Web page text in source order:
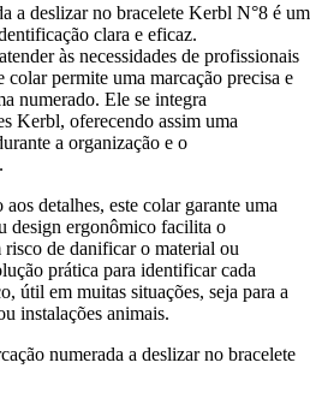
a deslizar no bracelete Kerbl N°8 é um
clara e eficaz.
às necessidades de profissionais
colar permite uma marcação precisa e
numerado. Ele se integra
Kerbl, oferecendo assim uma
a organização e o
detalhes, este colar garante uma
design ergonômico facilita o
risco de danificar o material ou
prática para identificar cada
útil em muitas situações, seja para a
instalações animais.
numerada a deslizar no bracelete